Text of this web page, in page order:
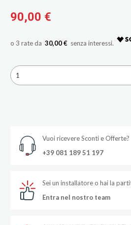
90,00 €
30,00 €
1
Vuoi ricevere Sconti e Offerte?
+39 081 189 51 197
Sei un installatore o hai la
Entra nel nostro team